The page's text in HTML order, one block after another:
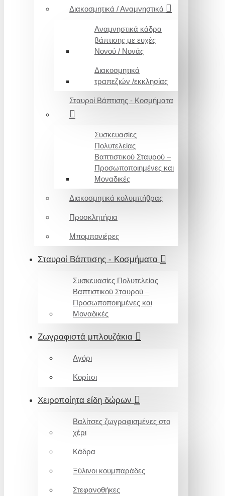
Διακοσμητικά / Αναμνηστικά
Αναμνηστικά κάδρα
βάπτισης με ευχές
Νονού / Νονάς
Διακοσμητικά
τραπεζιών /εκκλησίας
Σταυροί Βάπτισης - Κοσμήματα
Συσκευασίες
Πολυτελείας
Βαπτιστικού Σταυρού –
Προσωποποιημένες και
Μοναδικές
Διακοσμητικά κολυμπήθρας
Προσκλητήρια
Μπομπονιέρες
Σταυροί Βάπτισης - Κοσμήματα
Συσκευασίες Πολυτελείας
Βαπτιστικού Σταυρού –
Προσωποποιημένες και
Μοναδικές
Ζωγραφιστά μπλουζάκια
Αγόρι
Κορίτσι
Χειροποίητα είδη δώρων
Βαλίτσες ζωγραφισμένες στο
χέρι
Κάδρα
Ξύλινοι κουμπαράδες
Στεφανοθήκες